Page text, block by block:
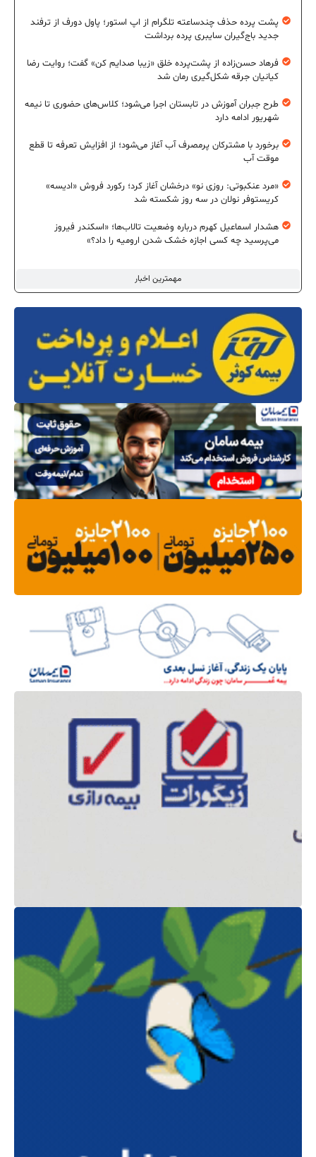
مهمترین اخبار
پشت پرده حذف چندساعته تلگرام از اپ استور؛ پاول دورف از ترفند
جدید باج‌گیران سایبری پرده برداشت
فرهاد حسن‌زاده از پشت‌پرده خلق «زیبا صدایم کن» گفت؛ روایت رضا
کیانیان جرقه شکل‌گیری رمان شد
طرح جبران آموزش در تابستان اجرا می‌شود؛ کلاس‌های حضوری تا نیمه
شهریور ادامه دارد
برخورد با مشترکان پرمصرف آب آغاز می‌شود؛ از افزایش تعرفه تا قطع
موقت آب
«مرد عنکبوتی: روزی نو» درخشان آغاز کرد؛ رکورد فروش «ادیسه»
کریستوفر نولان در سه روز شکسته شد
هشدار اسماعیل کهرم درباره وضعیت تالاب‌ها؛ «اسکندر فیروز
می‌پرسید چه کسی اجازه خشک شدن ارومیه را داد؟»